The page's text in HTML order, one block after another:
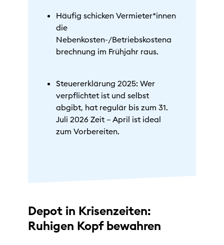
Häufig schicken Vermieter*innen
die
Nebenkosten-/Betriebskostena
brechnung im Frühjahr raus.
Steuererklärung 2025: Wer
verpflichtet ist und selbst
abgibt, hat regulär bis zum 31.
Juli 2026 Zeit – April ist ideal
zum Vorbereiten.
Depot in Krisenzeiten:
Ruhigen Kopf bewahren